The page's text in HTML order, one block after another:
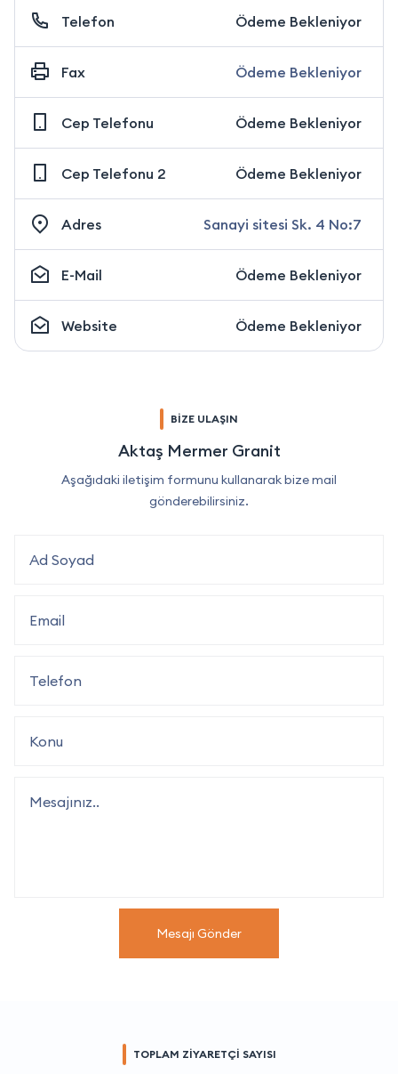
Telefon Ödeme Bekleniyor
Fax Ödeme Bekleniyor
Cep Telefonu Ödeme Bekleniyor
Cep Telefonu 2 Ödeme Bekleniyor
Adres Sanayi sitesi Sk. 4 No:7
E-Mail Ödeme Bekleniyor
Website Ödeme Bekleniyor
BİZE ULAŞIN
Aktaş Mermer Granit
Aşağıdaki iletişim formunu kullanarak bize mail
gönderebilirsiniz.
Mesajı Gönder
TOPLAM ZİYARETÇİ SAYISI